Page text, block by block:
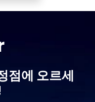
점에 오르세